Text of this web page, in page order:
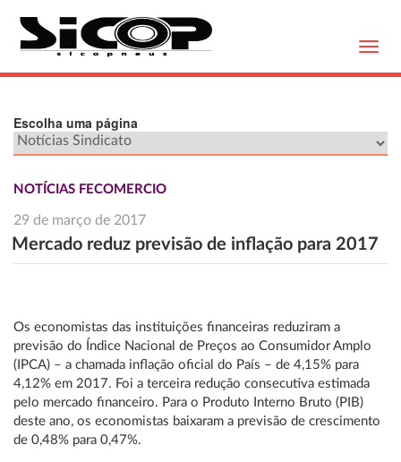
Escolha uma página
NOTÍCIAS FECOMERCIO
29 de março de 2017
Mercado reduz previsão de inflação para 2017
Os economistas das instituições financeiras reduziram a
previsão do Índice Nacional de Preços ao Consumidor Amplo
(IPCA) – a chamada inflação oficial do País – de 4,15% para
4,12% em 2017. Foi a terceira redução consecutiva estimada
pelo mercado financeiro. Para o Produto Interno Bruto (PIB)
deste ano, os economistas baixaram a previsão de crescimento
de 0,48% para 0,47%.